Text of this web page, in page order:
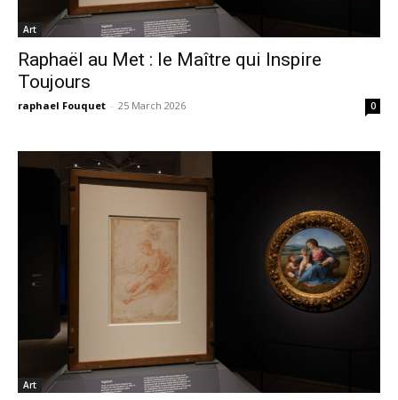
Art
Raphaël au Met : le Maître qui Inspire
Toujours
raphael Fouquet - 25 March 2026 0
Art